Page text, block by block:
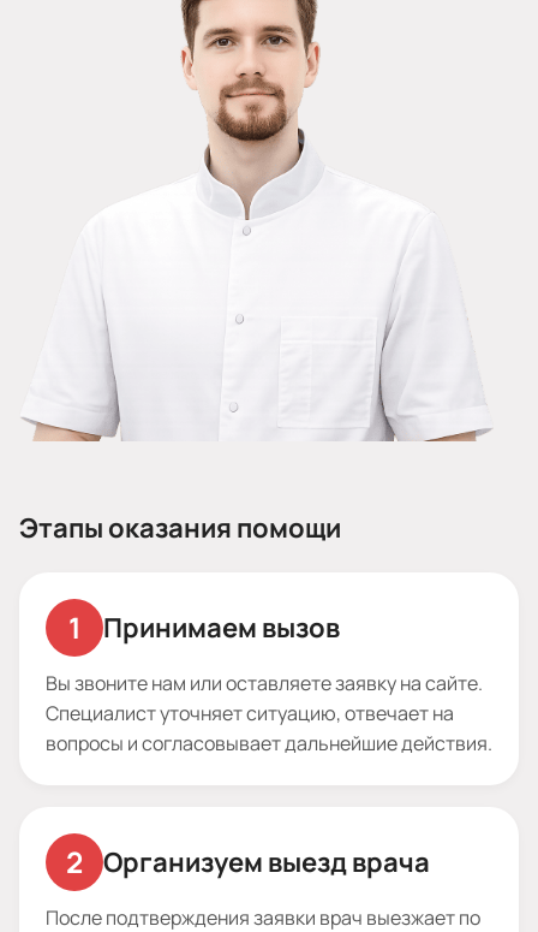
Этапы оказания помощи
Принимаем вызов
Вы звоните нам или оставляете заявку на сайте.
Специалист уточняет ситуацию, отвечает на
вопросы и согласовывает дальнейшие действия.
Организуем выезд врача
После подтверждения заявки врач выезжает по